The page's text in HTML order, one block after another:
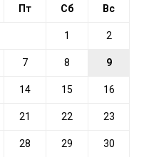
Пт Сб Вс
1 2
7 8 9
14 15 16
21 22 23
28 29 30